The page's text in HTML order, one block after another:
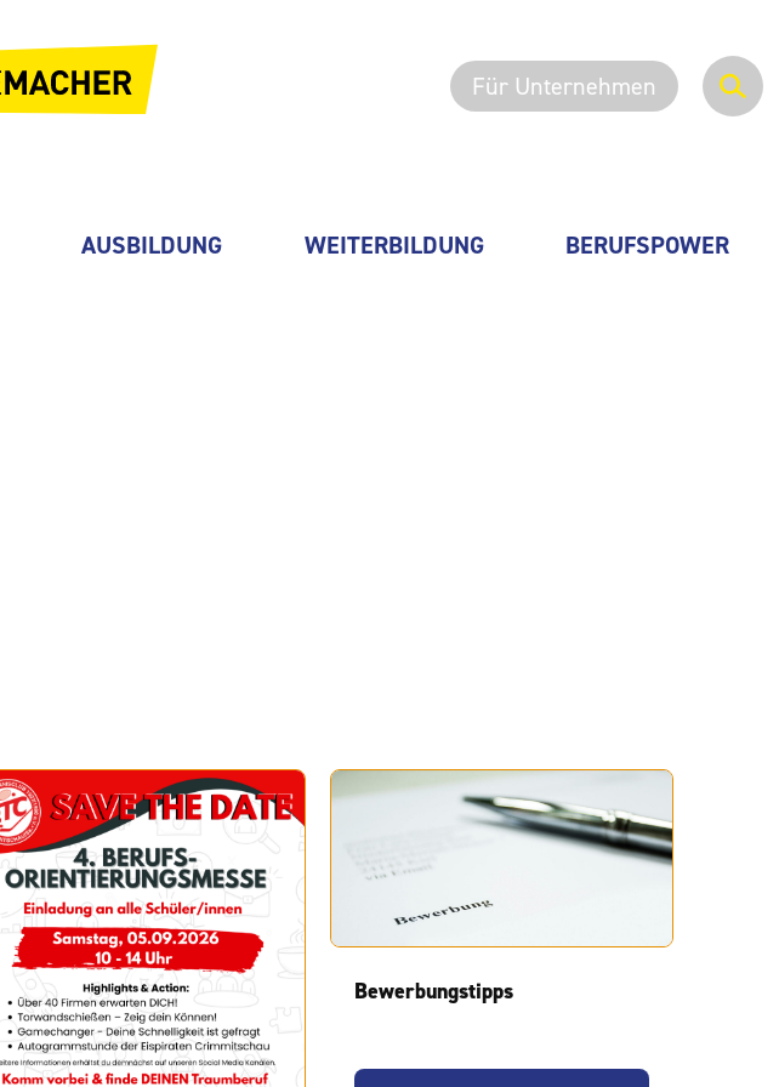
Für Unternehmen
AUSBILDUNG WEITERBILDUNG BERUFSPOWER
Bewerbungstipps